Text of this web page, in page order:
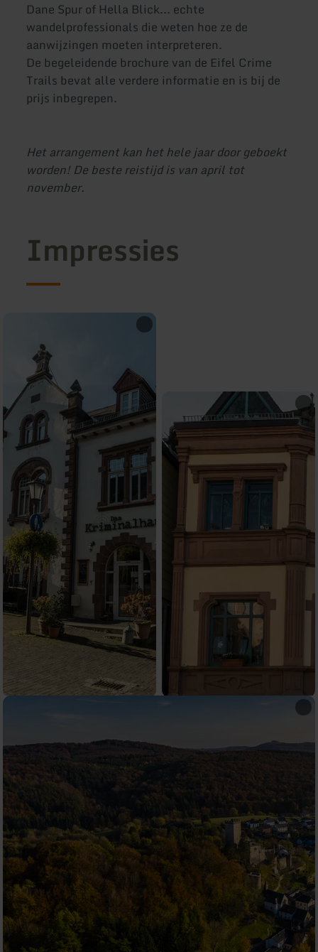
Dane Spur of Hella Blick... echte
wandelprofessionals die weten hoe ze de
aanwijzingen moeten interpreteren.
De begeleidende brochure van de Eifel Crime
Trails bevat alle verdere informatie en is bij de
prijs inbegrepen.
Het arrangement kan het hele jaar door geboekt
worden! De beste reistijd is van april tot
november.
Impressies